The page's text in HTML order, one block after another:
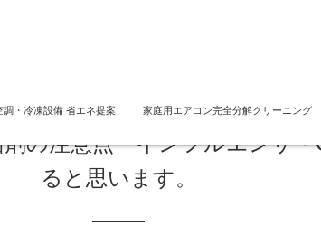
調・冷凍設備 省エネ提案 家庭用エアコン完全分解クリーニング
の注意点 インフルエンザ・
ると思います。